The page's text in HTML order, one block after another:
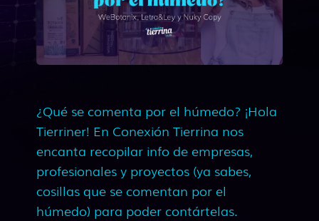
¿Qué se comenta por el húmedo? ¡Hola
Tierriner! En Conexión Tierrina nos
encanta recopilar info de empresas,
profesionales y proyectos (ya sabes,
cosillas que se comentan por el
húmedo) para poder contártelas.